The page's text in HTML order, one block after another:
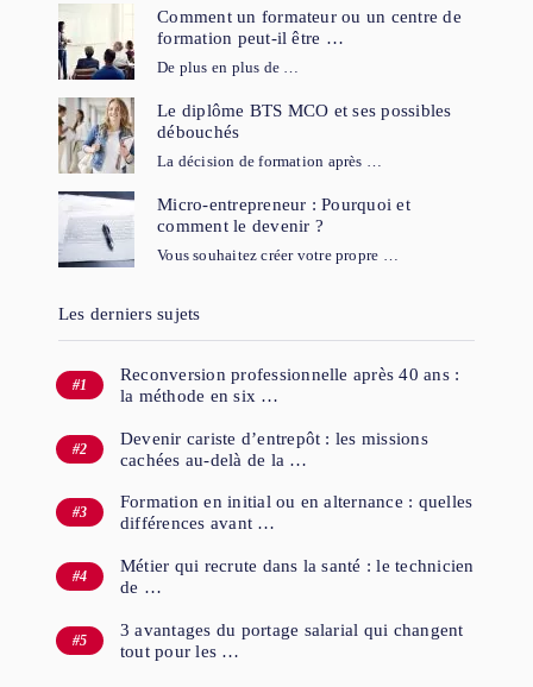
Comment un formateur ou un centre de
formation peut-il être …
De plus en plus de …
Le diplôme BTS MCO et ses possibles
débouchés
La décision de formation après …
Micro-entrepreneur : Pourquoi et
comment le devenir ?
Vous souhaitez créer votre propre …
Les derniers sujets
Reconversion professionnelle après 40 ans :
la méthode en six …
Devenir cariste d’entrepôt : les missions
cachées au-delà de la …
Formation en initial ou en alternance : quelles
différences avant …
Métier qui recrute dans la santé : le technicien
de …
3 avantages du portage salarial qui changent
tout pour les …